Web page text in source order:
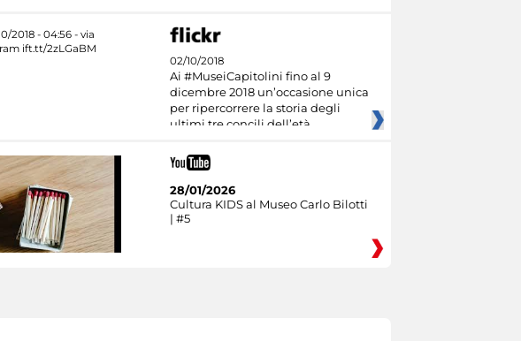
02/10/2018
Ai #MuseiCapitolini fino al 9
dicembre 2018 un’occasione unica
per ripercorrere la storia degli
ultimi tre concili dell’età
28/01/2026
Cultura KIDS al Museo Carlo Bilotti
| #5